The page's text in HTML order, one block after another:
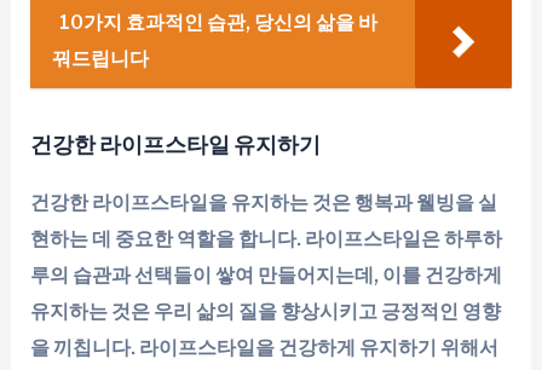
10가지 효과적인 습관, 당신의 삶을 바
꿔드립니다
건강한 라이프스타일 유지하기
건강한 라이프스타일을 유지하는 것은 행복과 웰빙을 실
현하는 데 중요한 역할을 합니다. 라이프스타일은 하루하
루의 습관과 선택들이 쌓여 만들어지는데, 이를 건강하게
유지하는 것은 우리 삶의 질을 향상시키고 긍정적인 영향
을 끼칩니다. 라이프스타일을 건강하게 유지하기 위해서